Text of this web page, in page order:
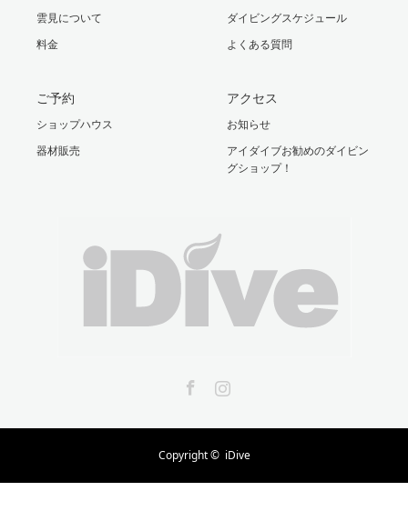
雲見について
料金
ダイビングスケジュール
よくある質問
ご予約
ショップハウス
器材販売
アクセス
お知らせ
アイダイブお勧めのダイビン
グショップ！
Copyright © iDive